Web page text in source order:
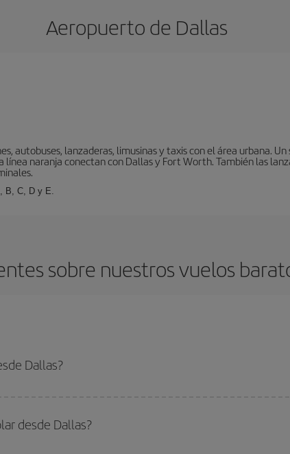
Aeropuerto de Dallas
autobuses, lanzaderas, limusinas y taxis con el área urbana.
naranja conectan con Dallas y Fort Worth. También las
B, C, D y E.
sobre nuestros vuelos
Dallas?
para tu viaje, mira nuestras ofertas y déjate inspirar: seguro que
desde Dallas?